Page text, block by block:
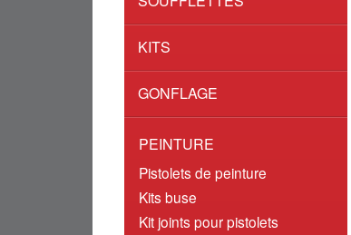
KITS
GONFLAGE
PEINTURE
Pistolets de peinture
Kits buse
Kit joints pour pistolets